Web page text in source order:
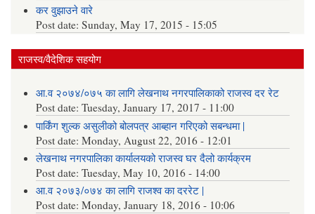
कर वुझाउने वारे
Post date:Sunday, May 17, 2015 - 15:05
राजस्व/वैदेशिक सहयोग
आ.व २०७४/०७५ का लागि लेखनाथ नगरपालिकाको राजस्व दर रेट
Post date:Tuesday, January 17, 2017 - 11:00
पार्किंग शुल्क असुलीको बोलपत्र आब्हान गरिएको सबन्धमा |
Post date:Monday, August 22, 2016 - 12:01
लेखनाथ नगरपालिका कार्यालयको राजस्व घर दैलो कार्यक्रम
Post date:Tuesday, May 10, 2016 - 14:00
आ.व २०७३/०७४ का लागि राजश्व का दररेट |
Post date:Monday, January 18, 2016 - 10:06